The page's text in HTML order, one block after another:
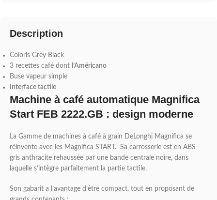
Description
Coloris Grey Black
3 recettes café dont l’Américano
Buse vapeur simple
Interface tactile
Machine à café automatique Magnifica
Start FEB 2222.GB : design moderne
La Gamme de machines à café à grain DeLonghi Magnifica se
réinvente avec les Magnifica START. Sa carrosserie est en ABS
gris anthracite rehaussée par une bande centrale noire, dans
laquelle s’intègre parfaitement la partie tactile.
Son gabarit a l’avantage d’être compact, tout en proposant de